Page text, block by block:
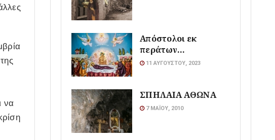
να
Απόστολοι εκ
περάτων…
11 ΑΥΓΟΎΣΤΟΥ, 2023
ΣΠΗΛΑΙΑ ΑΘΩΝΑ
7 ΜΑΪ́ΟΥ, 2010